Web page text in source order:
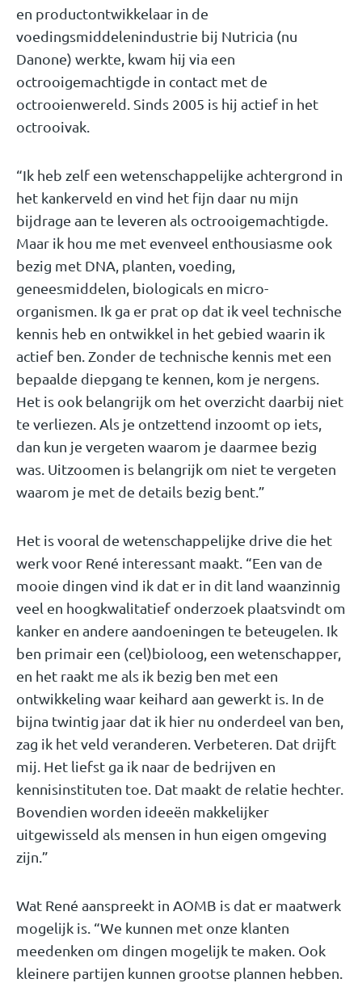
en productontwikkelaar in de
voedingsmiddelenindustrie bij Nutricia (nu
Danone) werkte, kwam hij via een
octrooigemachtigde in contact met de
octrooienwereld. Sinds 2005 is hij actief in het
octrooivak.
“Ik heb zelf een wetenschappelijke achtergrond in
het kankerveld en vind het fijn daar nu mijn
bijdrage aan te leveren als octrooigemachtigde.
Maar ik hou me met evenveel enthousiasme ook
bezig met DNA, planten, voeding,
geneesmiddelen, biologicals en micro-
organismen. Ik ga er prat op dat ik veel technische
kennis heb en ontwikkel in het gebied waarin ik
actief ben. Zonder de technische kennis met een
bepaalde diepgang te kennen, kom je nergens.
Het is ook belangrijk om het overzicht daarbij niet
te verliezen. Als je ontzettend inzoomt op iets,
dan kun je vergeten waarom je daarmee bezig
was. Uitzoomen is belangrijk om niet te vergeten
waarom je met de details bezig bent.”
Het is vooral de wetenschappelijke drive die het
werk voor René interessant maakt. “Een van de
mooie dingen vind ik dat er in dit land waanzinnig
veel en hoogkwalitatief onderzoek plaatsvindt om
kanker en andere aandoeningen te beteugelen. Ik
ben primair een (cel)bioloog, een wetenschapper,
en het raakt me als ik bezig ben met een
ontwikkeling waar keihard aan gewerkt is. In de
bijna twintig jaar dat ik hier nu onderdeel van ben,
zag ik het veld veranderen. Verbeteren. Dat drijft
mij. Het liefst ga ik naar de bedrijven en
kennisinstituten toe. Dat maakt de relatie hechter.
Bovendien worden ideeën makkelijker
uitgewisseld als mensen in hun eigen omgeving
zijn.”
Wat René aanspreekt in AOMB is dat er maatwerk
mogelijk is. “We kunnen met onze klanten
meedenken om dingen mogelijk te maken. Ook
kleinere partijen kunnen grootse plannen hebben.